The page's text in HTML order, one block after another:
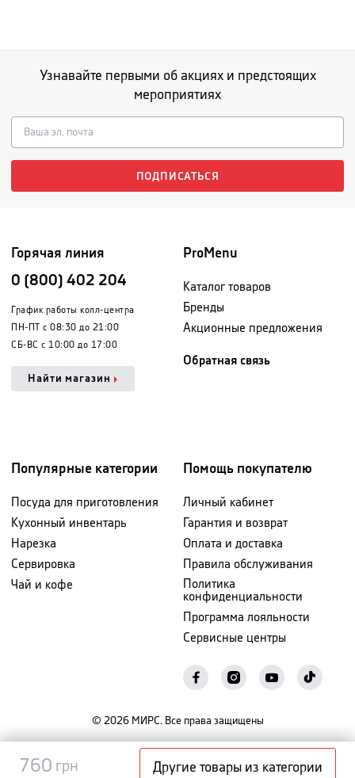
760 грн
о наличии
760 грн Другие товары из категории
Узнавайте первыми об акциях и предстоящих
мероприятиях
ПОДПИСАТЬСЯ
Горячая линия
0 (800) 402 204
График работы колл-центра
ПН-ПТ с 08:30 до 21:00
СБ-ВС с 10:00 до 17:00
Найти магазин
ProMenu
Каталог товаров
Бренды
Акционные предложения
Обратная связь
Популярные категории
Посуда для приготовления
Кухонный инвентарь
Нарезка
Сервировка
Чай и кофе
Помощь покупателю
Личный кабинет
Гарантия и возврат
Оплата и доставка
Правила обслуживания
Политика
конфиденциальности
Программа лояльности
Сервисные центры
© 2026 МИРС. Все права защищены